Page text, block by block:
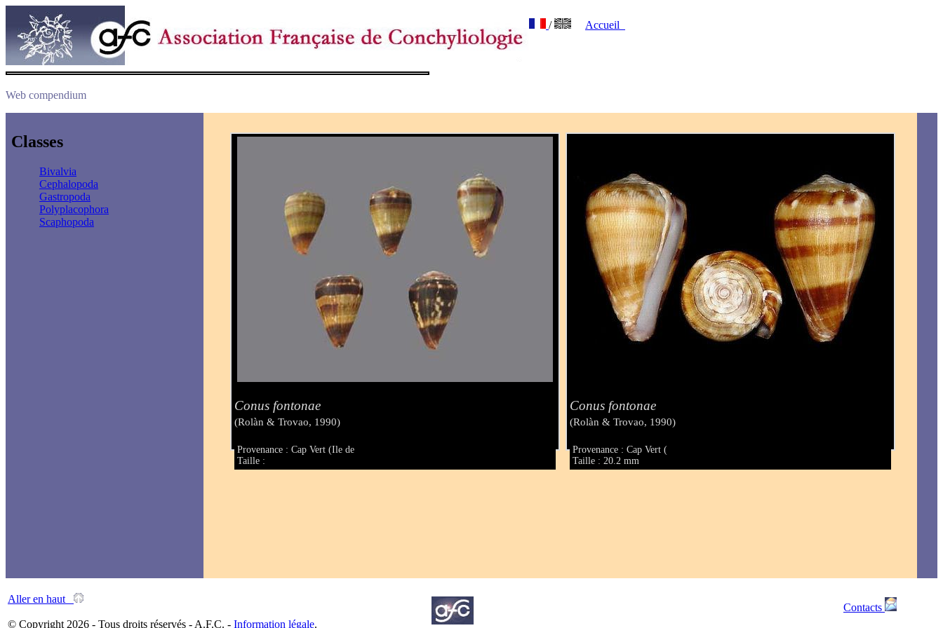
/ Accueil
Web compendium
Classes
Bivalvia
Cephalopoda
Gastropoda
Polyplacophora
Scaphopoda
Conus fontonae
(Rolàn & Trovao, 1990)
Provenance : Cap Vert (Ile de
Taille :
Conus fontonae
(Rolàn & Trovao, 1990)
Provenance : Cap Vert (
Taille : 20.2 mm
Aller en haut
© Copyright 2026 - Tous droits réservés - A.F.C. - Information légale.
Contacts